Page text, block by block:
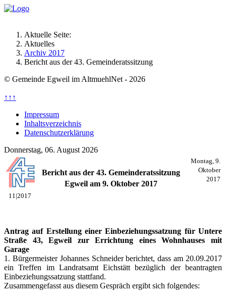
Aktuelle Seite:
Aktuelles
Archiv 2017
Bericht aus der 43. Gemeinderatssitzung
© Gemeinde Egweil im AltmuehlNet - 2026
↑↑↑
Impressum
Inhaltsverzeichnis
Datenschutzerklärung
Donnerstag, 06. August 2026
11|2017
Bericht aus der 43. Gemeinderatssitzung
Egweil am 9. Oktober 2017
Montag, 9.
Oktober
2017
Antrag auf Erstellung einer Einbeziehungssatzung für Untere
Straße 43, Egweil zur Errichtung eines Wohnhauses mit
Garage
1. Bürgermeister Johannes Schneider berichtet, dass am 20.09.2017
ein Treffen im Landratsamt Eichstätt bezüglich der beantragten
Einbeziehungssatzung stattfand.
Zusammengefasst aus diesem Gespräch ergibt sich folgendes: